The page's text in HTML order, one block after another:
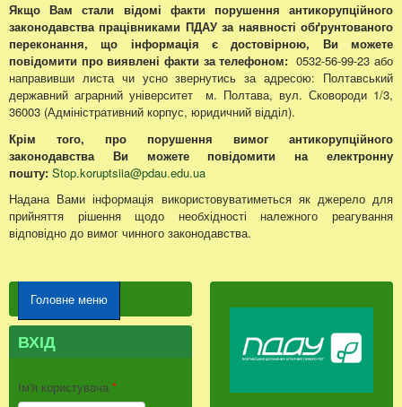
Якщо Вам стали відомі факти порушення антикорупційного
законодавства працівниками ПДАУ за наявності обґрунтованого
переконання, що інформація є достовірною, Ви можете
повідомити про виявлені факти за телефоном: 0532-56-99-23 або
направивши листа чи усно звернутись за адресою: Полтавський
державний аграрний університет м. Полтава, вул. Сковороди 1/3,
36003 (Адміністративний корпус, юридичний відділ).
Крім того, про порушення вимог антикорупційного
законодавства Ви можете повідомити на електронну
пошту: Stop.koruptsiia@pdau.edu.ua
Надана Вами інформація використовуватиметься як джерело для
прийняття рішення щодо необхідності належного реагування
відповідно до вимог чинного законодавства.
Головне меню
ВХІД
Ім'я користувача *